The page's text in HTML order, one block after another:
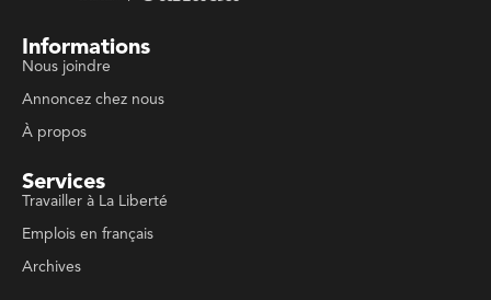
Informations
Nous joindre
Annoncez chez nous
À propos
Services
Travailler à La Liberté
Emplois en français
Archives